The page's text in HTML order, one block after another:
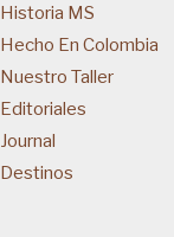
Historia MS
Hecho En Colombia
Nuestro Taller
Editoriales
Journal
Destinos